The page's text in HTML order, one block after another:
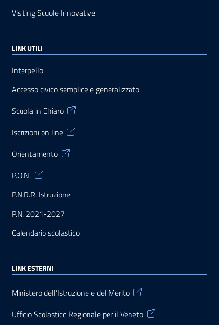
Visiting Scuole Innovative
LINK UTILI
Interpello
Accesso civico semplice e generalizzato
Scuola in Chiaro
Iscrizioni on line
Orientamento
P.O.N.
P.N.R.R. Istruzione
P.N. 2021-2027
Calendario scolastico
LINK ESTERNI
Ministero dell’Istruzione e del Merito
Ufficio Scolastico Regionale per il Veneto